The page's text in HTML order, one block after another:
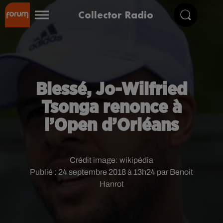
Collector Radio
Blessé, Jo-Wilfried
Tsonga renonce à
l’Open d’Orléans
Publié : 24 septembre 2018 à 13h24 par Benoit
Hanrot
Crédit image: wikipédia